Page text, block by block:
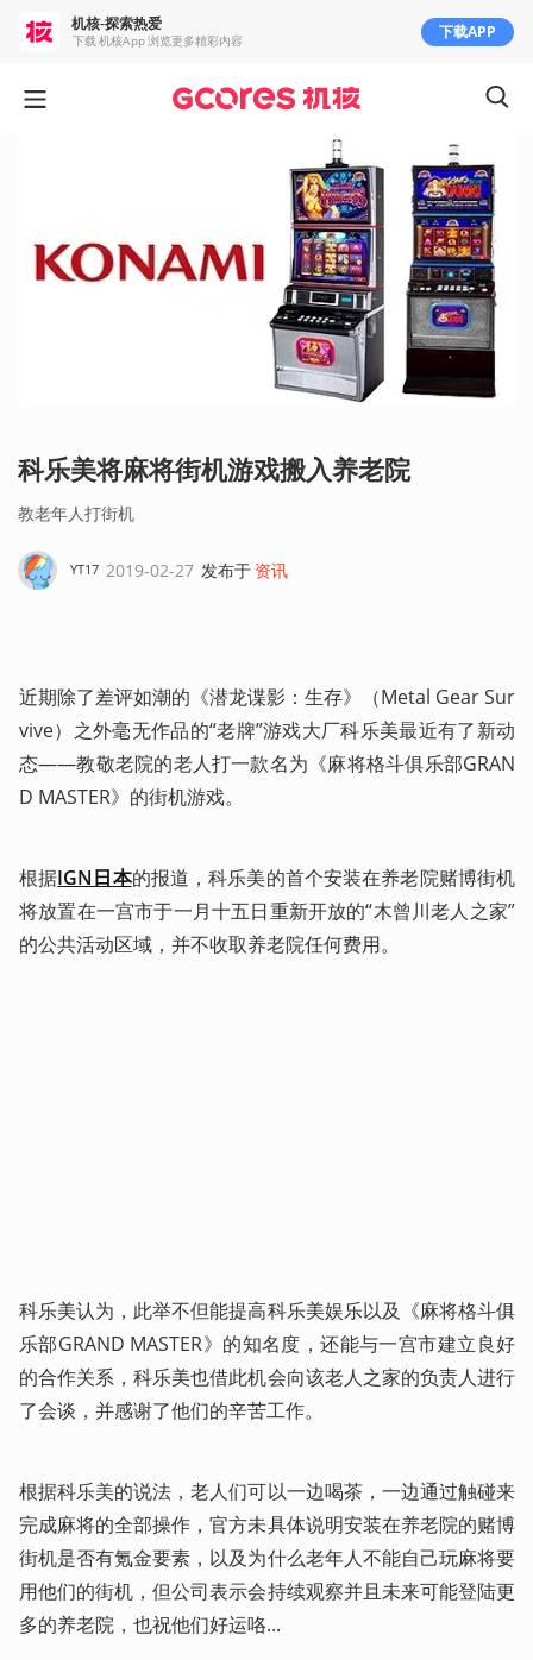
科乐美将麻将街机游戏搬入养老院
教老年人打街机
YT17 2019-02-27 发布于 资讯
近期除了差评如潮的《潜龙谍影：生存》（Metal Gear Sur
vive）之外毫无作品的“老牌”游戏大厂科乐美最近有了新动
态——教敬老院的老人打一款名为《麻将格斗俱乐部GRAN
D MASTER》的街机游戏。
根据IGN日本的报道，科乐美的首个安装在养老院赌博街机
将放置在一宫市于一月十五日重新开放的“木曾川老人之家”
的公共活动区域，并不收取养老院任何费用。
科乐美认为，此举不但能提高科乐美娱乐以及《麻将格斗俱
乐部GRAND MASTER》的知名度，还能与一宫市建立良好
的合作关系，科乐美也借此机会向该老人之家的负责人进行
了会谈，并感谢了他们的辛苦工作。
根据科乐美的说法，老人们可以一边喝茶，一边通过触碰来
完成麻将的全部操作，官方未具体说明安装在养老院的赌博
街机是否有氪金要素，以及为什么老年人不能自己玩麻将要
用他们的街机，但公司表示会持续观察并且未来可能登陆更
多的养老院，也祝他们好运咯...
机核-探索热爱
下载 机核App 浏览更多精彩内容 下载APP